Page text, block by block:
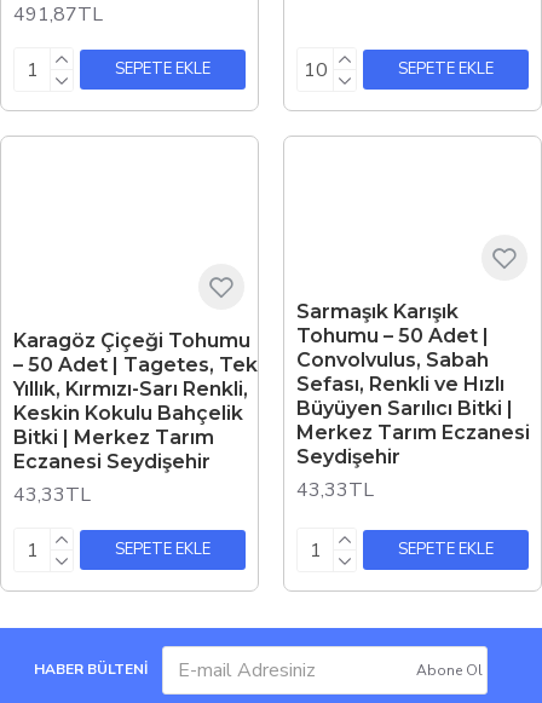
491,87TL
SEPETE EKLE SEPETE EKLE
Karagöz Çiçeği Tohumu
– 50 Adet | Tagetes, Tek
Yıllık, Kırmızı-Sarı Renkli,
Keskin Kokulu Bahçelik
Bitki | Merkez Tarım
Eczanesi Seydişehir
43,33TL
SEPETE EKLE
Sarmaşık Karışık
Tohumu – 50 Adet |
Convolvulus, Sabah
Sefası, Renkli ve Hızlı
Büyüyen Sarılıcı Bitki |
Merkez Tarım Eczanesi
Seydişehir
43,33TL
SEPETE EKLE
HABER BÜLTENİ Abone Ol